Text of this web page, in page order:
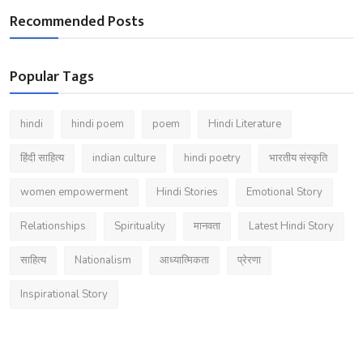
Recommended Posts
Popular Tags
hindi hindi poem poem Hindi Literature
हिंदी साहित्य indian culture hindi poetry भारतीय संस्कृति
women empowerment Hindi Stories Emotional Story
Relationships Spirituality मानवता Latest Hindi Story
साहित्य Nationalism आध्यात्मिकता प्रेरणा
Inspirational Story